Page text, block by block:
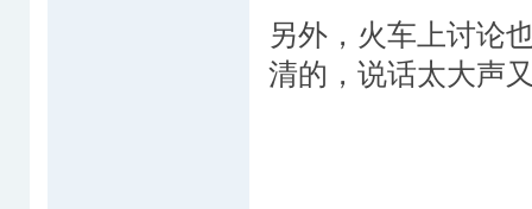
另外，火车上讨论
清的，说话太大声